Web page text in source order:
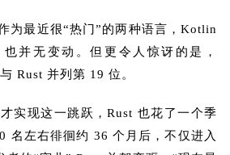
为最近很“热门”的两种语言，Kotlin
并无变动。但更令人惊讶的是，
Rust 并列第 19 位。
实现这一跳跃，Rust 也花了一个季
名左右徘徊约 36 个月后，不仅进入